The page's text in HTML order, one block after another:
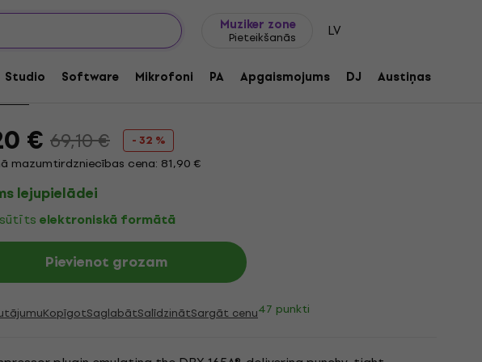
Muziker zone
Pieteikšanās LV
Studio Software Mikrofoni PA Apgaismojums DJ Austiņas
VCA-65 (Digitālais produkts)
€ 69,10 € - 32 %
mazumtirdzniecības cena: 81,90 €
lejupielādei
elektroniskā formātā
Pievienot grozam
KopīgotSaglabātSalīdzinātSargāt cenu47 punkti